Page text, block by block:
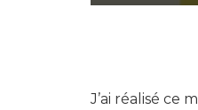
J’ai réalisé ce